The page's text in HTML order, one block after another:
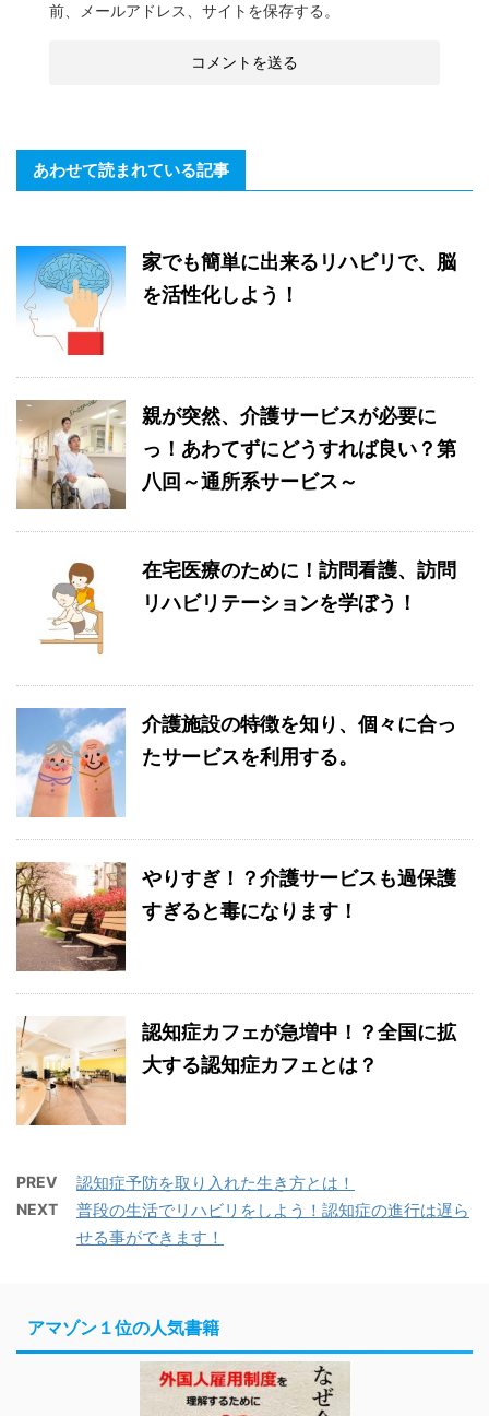
前、メールアドレス、サイトを保存する。
あわせて読まれている記事
家でも簡単に出来るリハビリで、脳
を活性化しよう！
親が突然、介護サービスが必要に
っ！あわてずにどうすれば良い？第
八回～通所系サービス～
在宅医療のために！訪問看護、訪問
リハビリテーションを学ぼう！
介護施設の特徴を知り、個々に合っ
たサービスを利用する。
やりすぎ！？介護サービスも過保護
すぎると毒になります！
認知症カフェが急増中！？全国に拡
大する認知症カフェとは？
PREV 認知症予防を取り入れた生き方とは！
NEXT
普段の生活でリハビリをしよう！認知症の進行は遅ら
せる事ができます！
アマゾン１位の人気書籍